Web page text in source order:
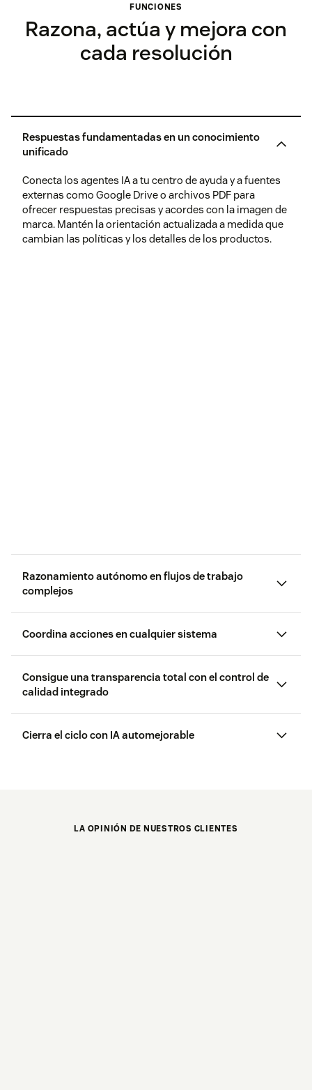
FUNCIONES
Razona, actúa y mejora con
cada resolución
Respuestas fundamentadas en un conocimiento
unificado
Conecta los agentes IA a tu centro de ayuda y a fuentes
externas como Google Drive o archivos PDF para
ofrecer respuestas precisas y acordes con la imagen de
marca. Mantén la orientación actualizada a medida que
cambian las políticas y los detalles de los productos.
Razonamiento autónomo en flujos de trabajo
complejos
Coordina acciones en cualquier sistema
Consigue una transparencia total con el control de
calidad integrado
Cierra el ciclo con IA automejorable
LA OPINIÓN DE NUESTROS CLIENTES